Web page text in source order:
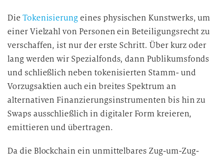
Die Tokenisierungeines physischen Kunstwerks, um
einer Vielzahl von Personen ein Beteiligungsrecht zu
verschaffen, ist nur der erste Schritt. Über kurz oder
lang werden wir Spezialfonds, dann Publikumsfonds
und schließlich neben tokenisierten Stamm- und
Vorzugsaktien auch ein breites Spektrum an
alternativen Finanzierungsinstrumenten bis hin zu
Swaps ausschließlich in digitaler Form kreieren,
emittieren und übertragen.
Da die Blockchain ein unmittelbares Zug-um-Zug-